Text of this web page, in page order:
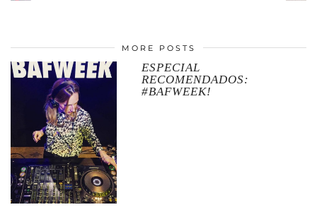
MORE POSTS
ESPECIAL
RECOMENDADOS:
#BAFWEEK!